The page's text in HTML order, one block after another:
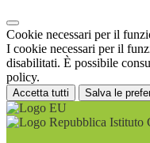
Cookie necessari per il
I cookie necessari per il
disabilitati. È possibile
policy.
Accetta tutti Salva le
Istituto